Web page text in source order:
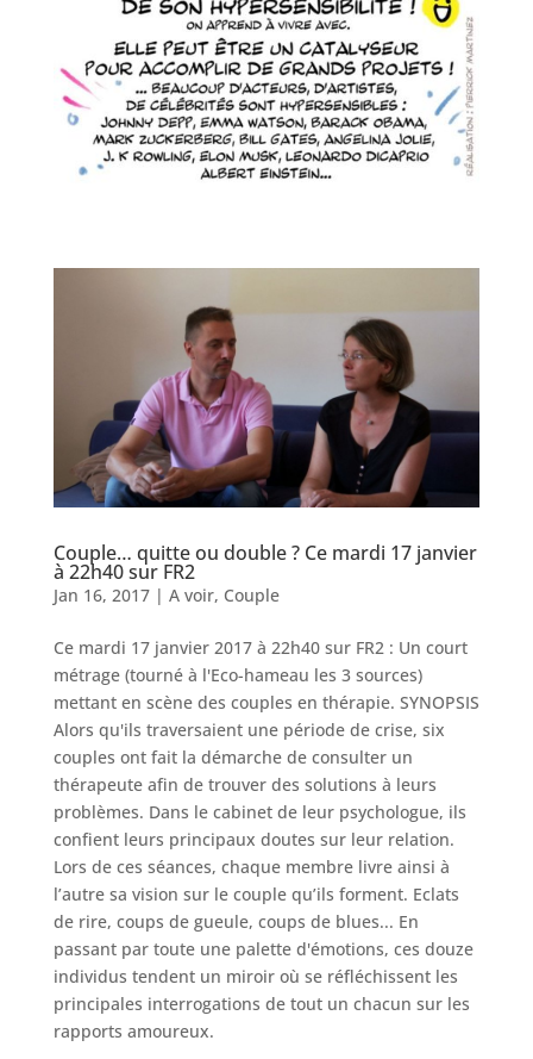
Couple… quitte ou double ? Ce mardi 17 janvier
à 22h40 sur FR2
Jan 16, 2017| A voir, Couple
Ce mardi 17 janvier 2017 à 22h40 sur FR2 : Un court
métrage (tourné à l'Eco-hameau les 3 sources)
mettant en scène des couples en thérapie. SYNOPSIS
Alors qu'ils traversaient une période de crise, six
couples ont fait la démarche de consulter un
thérapeute afin de trouver des solutions à leurs
problèmes. Dans le cabinet de leur psychologue, ils
confient leurs principaux doutes sur leur relation.
Lors de ces séances, chaque membre livre ainsi à
l’autre sa vision sur le couple qu’ils forment. Eclats
de rire, coups de gueule, coups de blues... En
passant par toute une palette d'émotions, ces douze
individus tendent un miroir où se réfléchissent les
principales interrogations de tout un chacun sur les
rapports amoureux.